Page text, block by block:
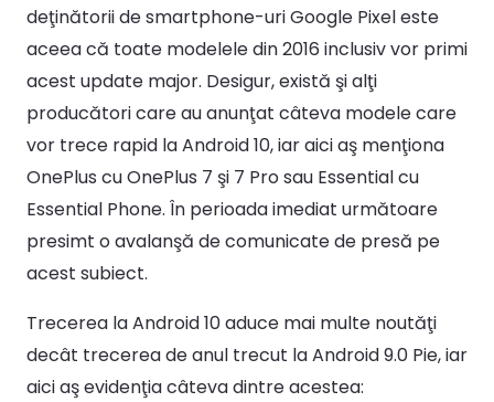
deţinătorii de smartphone-uri Google Pixel este
aceea că toate modelele din 2016 inclusiv vor primi
acest update major. Desigur, există şi alţi
producători care au anunţat câteva modele care
vor trece rapid la Android 10, iar aici aş menţiona
OnePlus cu OnePlus 7 şi 7 Pro sau Essential cu
Essential Phone. În perioada imediat următoare
presimt o avalanşă de comunicate de presă pe
acest subiect.
Trecerea la Android 10 aduce mai multe noutăţi
decât trecerea de anul trecut la Android 9.0 Pie, iar
aici aş evidenţia câteva dintre acestea: